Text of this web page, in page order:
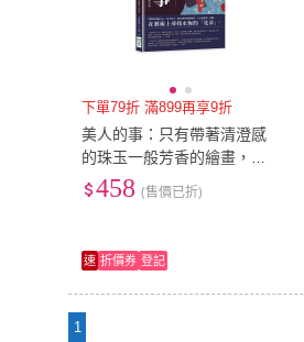
下單79折 滿899再享9折
美人的事：只有帶著清澄感
的珠玉一般芳香的繪畫，是
她願望中的事物
458 (售價已折)
速 折價券 登記
1